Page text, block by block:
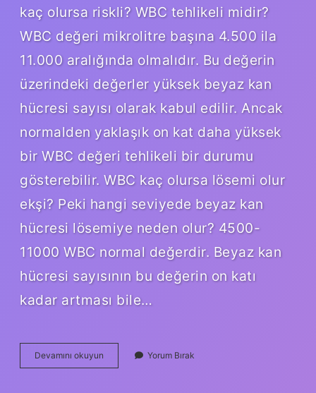
kaç olursa riskli? WBC tehlikeli midir?
WBC değeri mikrolitre başına 4.500 ila
11.000 aralığında olmalıdır. Bu değerin
üzerindeki değerler yüksek beyaz kan
hücresi sayısı olarak kabul edilir. Ancak
normalden yaklaşık on kat daha yüksek
bir WBC değeri tehlikeli bir durumu
gösterebilir. WBC kaç olursa lösemi olur
ekşi? Peki hangi seviyede beyaz kan
hücresi lösemiye neden olur? 4500-
11000 WBC normal değerdir. Beyaz kan
hücresi sayısının bu değerin on katı
kadar artması bile…
Devamını okuyun Lösemide
Wbc
Yorum Bırak